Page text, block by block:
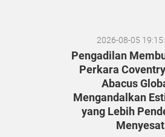
2026-08-05
Pengadilan
Perkara
Abacus
Mengandalkan
yang Lebih